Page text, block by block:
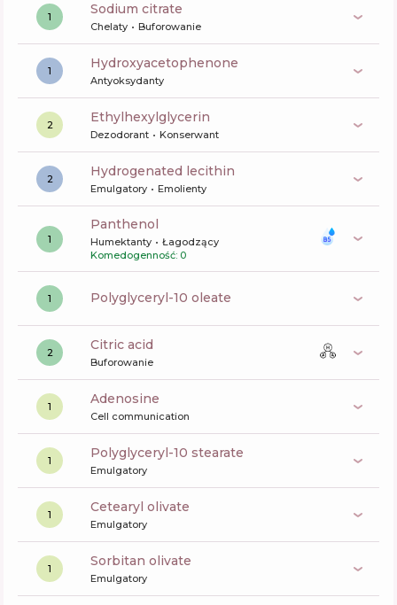
1 sodium citrate
Chelaty Buforowanie
1 Hydroxyacetophenone
Antyoksydanty
2 ethylhexylglycerin
Dezodorant Konserwant
2 hydrogenated lecithin
Emulgatory Emolienty
1
panthenol
Humektanty
Łagodzący
Komedogenność: 0
1 polyglyceryl-10 oleate
2 citric acid
Buforowanie
1 Adenosine
Cell communication
1 polyglyceryl-10 stearate
Emulgatory
1 cetearyl olivate
Emulgatory
1 sorbitan olivate
Emulgatory